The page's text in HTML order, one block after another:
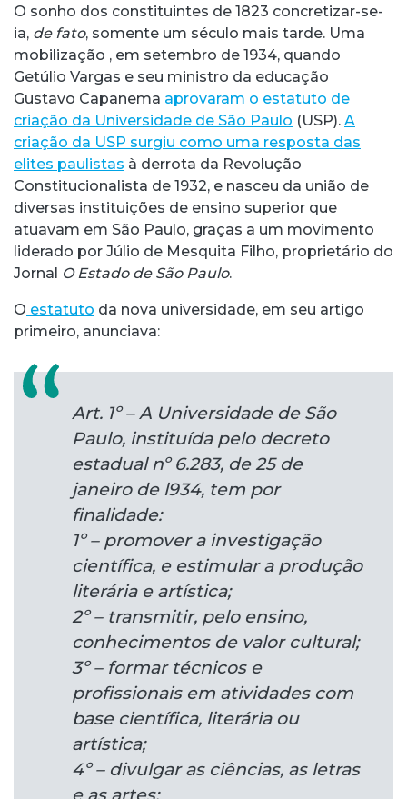
O sonho dos constituintes de 1823 concretizar-se-
ia, de fato, somente um século mais tarde. Uma
mobilização , em setembro de 1934, quando
Getúlio Vargas e seu ministro da educação
Gustavo Capanema aprovaram o estatuto de
criação da Universidade de São Paulo (USP). A
criação da USP surgiu como uma resposta das
elites paulistas à derrota da Revolução
Constitucionalista de 1932, e nasceu da união de
diversas instituições de ensino superior que
atuavam em São Paulo, graças a um movimento
liderado por Júlio de Mesquita Filho, proprietário do
Jornal O Estado de São Paulo.
O estatuto da nova universidade, em seu artigo
primeiro, anunciava:
Art. 1º – A Universidade de São
Paulo, instituída pelo decreto
estadual nº 6.283, de 25 de
janeiro de l934, tem por
finalidade:
1º – promover a investigação
científica, e estimular a produção
literária e artística;
2º – transmitir, pelo ensino,
conhecimentos de valor cultural;
3º – formar técnicos e
profissionais em atividades com
base científica, literária ou
artística;
4º – divulgar as ciências, as letras